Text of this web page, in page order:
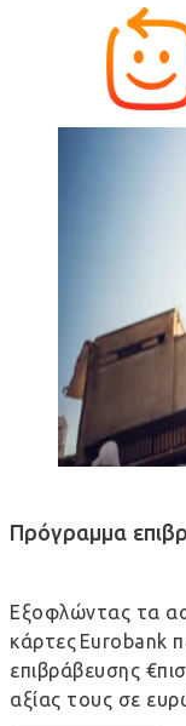
Πρόγραμμα
Εξοφλώντας τα
κάρτες Eurobank
επιβράβευσης
αξίας τους σε